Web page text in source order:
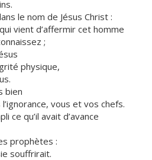
le nom de Jésus Christ :
vient d’affermir cet homme
;
physique,
bien
vous et vos chefs.
ce qu’il avait d’avance
prophètes :
souffrirait.